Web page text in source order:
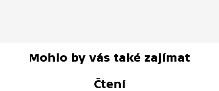
Mohlo by vás také zajímat
Čtení